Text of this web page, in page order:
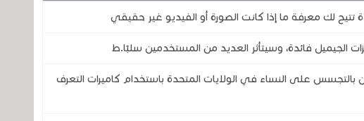
لك معرفة ما إذا كانت الصورة أو الفيديو غير حقيقي
الجيميل فائدة، وسيتأثر العديد من المستخدمين سلبًا.ط
على النساء في الولايات المتحدة باستخدام كاميرات التعرف